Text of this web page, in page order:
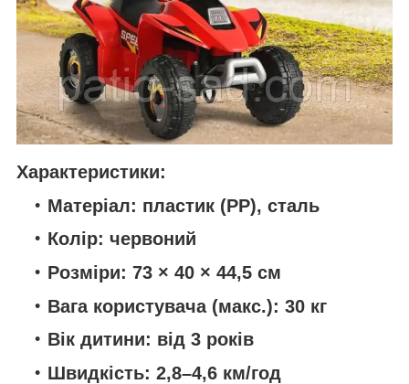
Характеристики:
Матеріал: пластик (PP), сталь
Колір: червоний
Розміри: 73 × 40 × 44,5 см
Вага користувача (макс.): 30 кг
Вік дитини: від 3 років
Швидкість: 2,8–4,6 км/год